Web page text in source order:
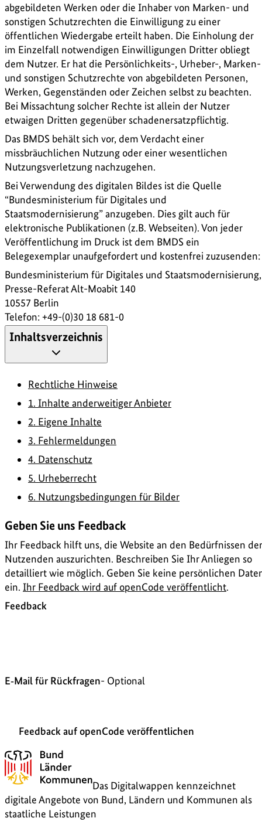
abgebildeten Werken oder die Inhaber von Marken- und
sonstigen Schutzrechten die Einwilligung zu einer
öffentlichen Wiedergabe erteilt haben. Die Einholung der
im Einzelfall notwendigen Einwilligungen Dritter obliegt
dem Nutzer. Er hat die Persönlichkeits-, Urheber-, Marken-
und sonstigen Schutzrechte von abgebildeten Personen,
Werken, Gegenständen oder Zeichen selbst zu beachten.
Bei Missachtung solcher Rechte ist allein der Nutzer
etwaigen Dritten gegenüber schadenersatzpflichtig.
Das BMDS behält sich vor, dem Verdacht einer
missbräuchlichen Nutzung oder einer wesentlichen
Nutzungsverletzung nachzugehen.
Bei Verwendung des digitalen Bildes ist die Quelle
“Bundesministerium für Digitales und
Staatsmodernisierung” anzugeben. Dies gilt auch für
elektronische Publikationen (z.B. Webseiten). Von jeder
Veröffentlichung im Druck ist dem BMDS ein
Belegexemplar unaufgefordert und kostenfrei zuzusenden:
Bundesministerium für Digitales und Staatsmodernisierung,
Presse-Referat Alt-Moabit 140
10557 Berlin
Telefon: +49-(0)30 18 681-0
Inhaltsverzeichnis
Rechtliche Hinweise
1. Inhalte anderweitiger Anbieter
2. Eigene Inhalte
3. Fehlermeldungen
4. Datenschutz
5. Urheberrecht
6. Nutzungsbedingungen für Bilder
Geben Sie uns Feedback
Ihr Feedback hilft uns, die Website an den Bedürfnissen der
Nutzenden auszurichten. Beschreiben Sie Ihr Anliegen so
detailliert wie möglich. Geben Sie keine persönlichen
ein. Ihr Feedback wird auf openCode veröffentlicht.
Feedback
E‑Mail für Rückfragen- Optional
Feedback auf openCode veröffentlichen
Das Digitalwappen kennzeichnet
digitale Angebote von Bund, Ländern und Kommunen als
staatliche Leistungen